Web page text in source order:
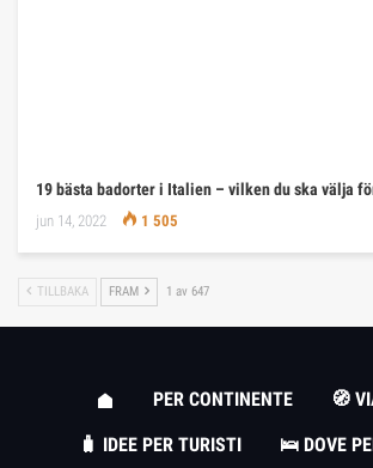
19 bästa badorter i Italien – vilken du ska välja
jun 14, 2022 1 505
TILLBAKA FRAM 1 av 647
PER CONTINENTE
🧭
🧳 IDEE PER TURISTI
🛌 DOVE